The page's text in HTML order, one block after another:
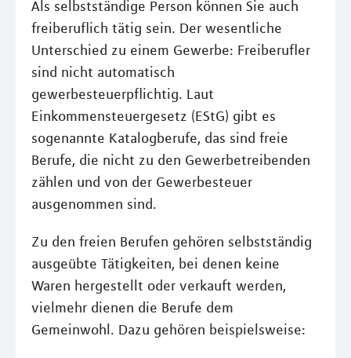
Als selbstständige Person können Sie auch
freiberuflich tätig sein. Der wesentliche
Unterschied zu einem Gewerbe: Freiberufler
sind nicht automatisch
gewerbesteuerpflichtig. Laut
Einkommensteuergesetz (EStG) gibt es
sogenannte Katalogberufe, das sind freie
Berufe, die nicht zu den Gewerbetreibenden
zählen und von der Gewerbesteuer
ausgenommen sind.
Zu den freien Berufen gehören selbstständig
ausgeübte Tätigkeiten, bei denen keine
Waren hergestellt oder verkauft werden,
vielmehr dienen die Berufe dem
Gemeinwohl. Dazu gehören beispielsweise: